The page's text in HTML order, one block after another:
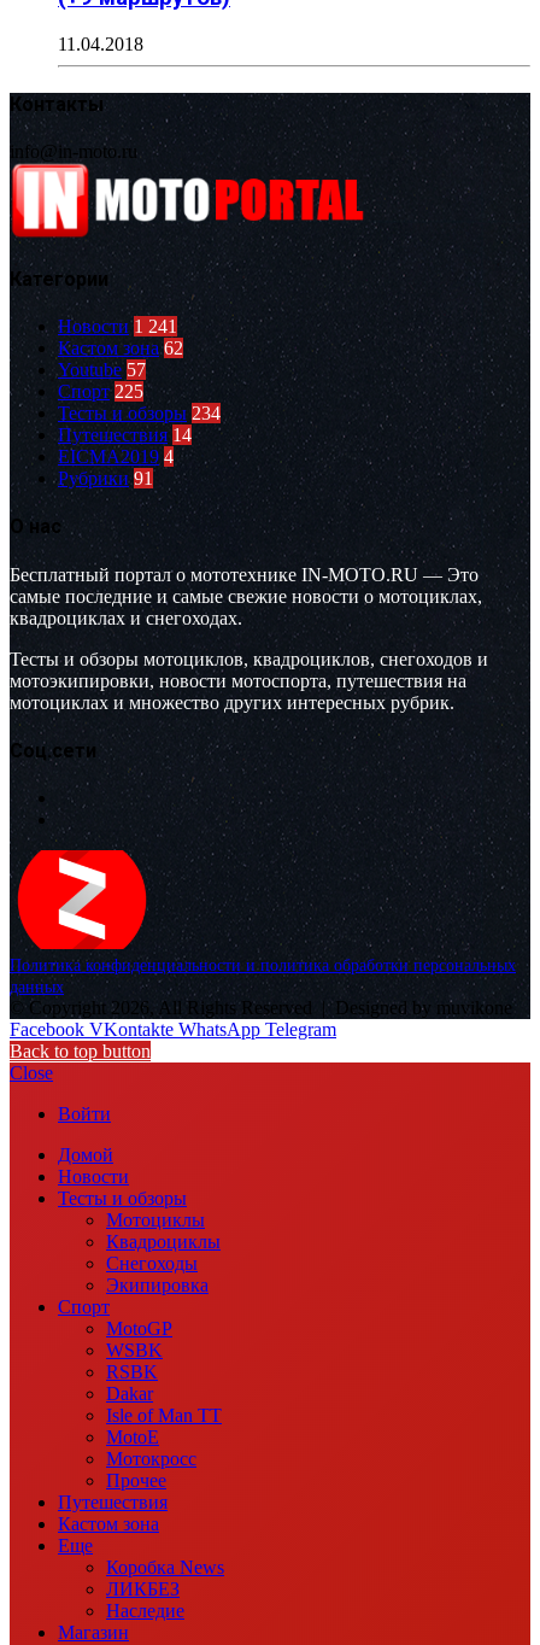
11.04.2018
Контакты
info@in-moto.ru
Категории
Новости 1 241
Кастом зона 62
Youtube 57
Спорт 225
Тесты и обзоры 234
Путешествия 14
EICMA2019 4
Рубрики 91
О нас
Бесплатный портал о мототехнике IN-MOTO.RU — Это
самые последние и самые свежие новости о мотоциклах,
квадроциклах и снегоходах.
Тесты и обзоры мотоциклов, квадроциклов, снегоходов и
мотоэкипировки, новости мотоспорта, путешествия на
мотоциклах и множество других интересных рубрик.
Соц.сети
Политика конфиденциальности и политика обработки персональных
данных
© Copyright 2026, All Rights Reserved | Designed by muvikone
Facebook VKontakte WhatsApp Telegram
Back to top button
Close
Войти
Домой
Новости
Тесты и обзоры
Мотоциклы
Квадроциклы
Снегоходы
Экипировка
Спорт
MotoGP
WSBK
RSBK
Dakar
Isle of Man TT
MotoE
Мотокросс
Прочее
Путешествия
Кастом зона
Еще
Коробка News
ЛИКБЕЗ
Наследие
Магазин